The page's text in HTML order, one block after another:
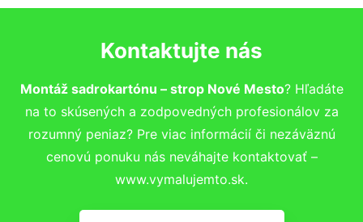
Kontaktujte nás
Montáž sadrokartónu – strop Nové Mesto? Hľadáte
na to skúsených a zodpovedných profesionálov za
rozumný peniaz? Pre viac informácií či nezáväznú
cenovú ponuku nás neváhajte kontaktovať –
www.vymalujemto.sk.